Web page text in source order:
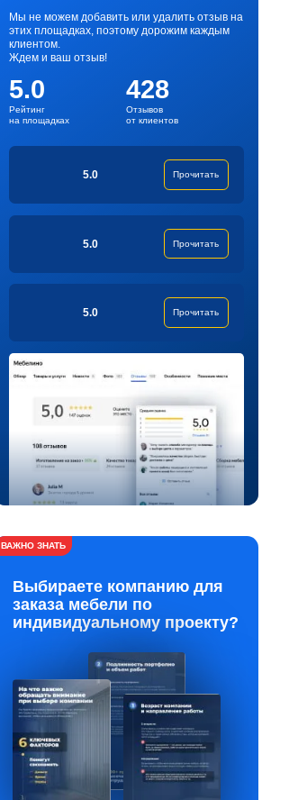
Мы не можем добавить или удалить отзыв на
этих площадках, поэтому дорожим каждым
клиентом.
Ждем и ваш отзыв!
5.0
Рейтинг
на площадках
428
Отзывов
от клиентов
5.0 Прочитать
5.0 Прочитать
5.0 Прочитать
ВАЖНО ЗНАТЬ
Выбираете компанию для
заказа мебели по
индивидуальному проекту?